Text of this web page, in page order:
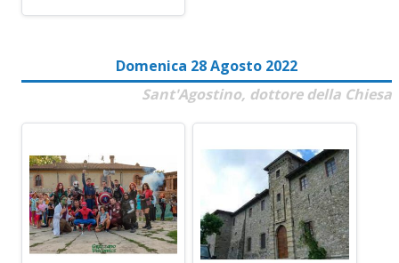
Domenica 28 Agosto 2022
Sant'Agostino, dottore della Chiesa